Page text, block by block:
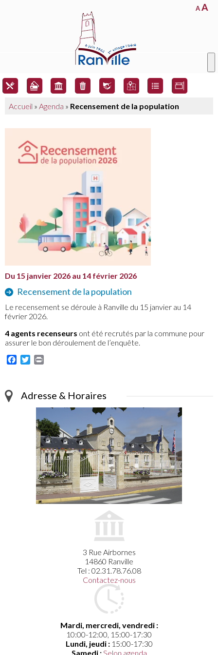
AA
Accueil » Agenda » Recensement de la population
Du 15 janvier 2026 au 14 février 2026
Recensement de la population
Le recensement se déroule à Ranville du 15 janvier au 14
février 2026.
4 agents recenseurs ont été recrutés par la commune pour
assurer le bon déroulement de l’enquête.
Facebook
Twitter
Adresse & Horaires
3 Rue Airbornes
14860 Ranville
Tel : 02.31.78.76.08
Contactez-nous
Mardi, mercredi, vendredi :
10:00-12:00, 15:00-17:30
Lundi, jeudi :15:00-17:30
Samedi : Selon agenda